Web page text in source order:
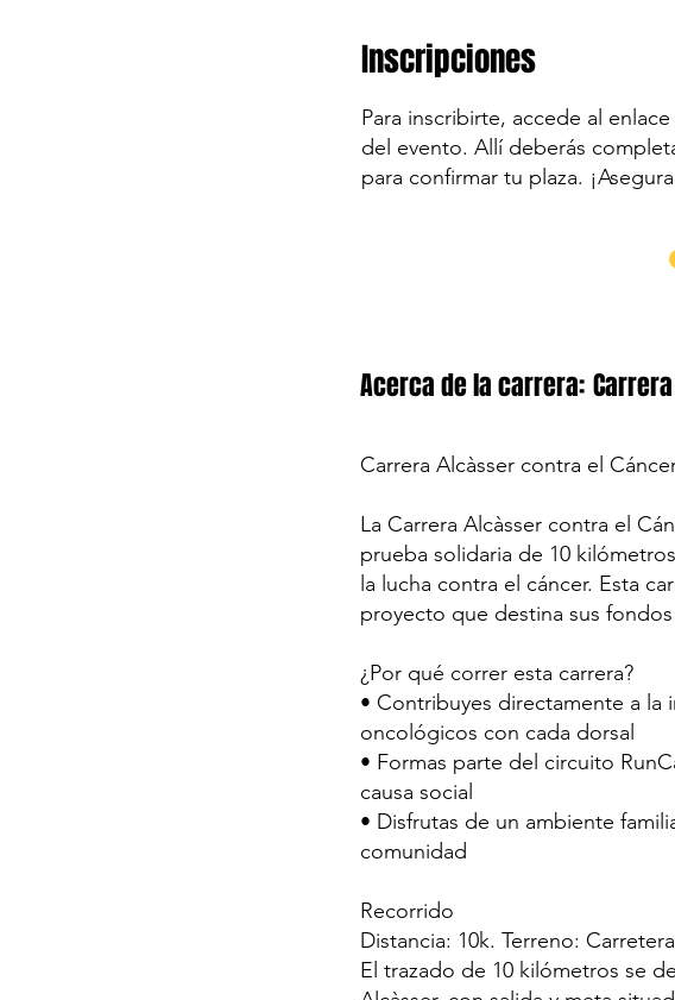
Inscripciones
Para inscribirte, accede al
del evento. Allí deberás
para confirmar tu plaza.
Acerca de la carrera:
Carrera Alcàsser contra el
La Carrera Alcàsser contra el
prueba solidaria de 10
la lucha contra el cáncer. Esta
proyecto que destina sus
¿Por qué correr esta carrera?
• Contribuyes directamente a la
oncológicos con cada dorsal
• Formas parte del circuito
causa social
• Disfrutas de un ambiente
comunidad
Recorrido
Distancia: 10k. Terreno:
El trazado de 10 kilómetros se